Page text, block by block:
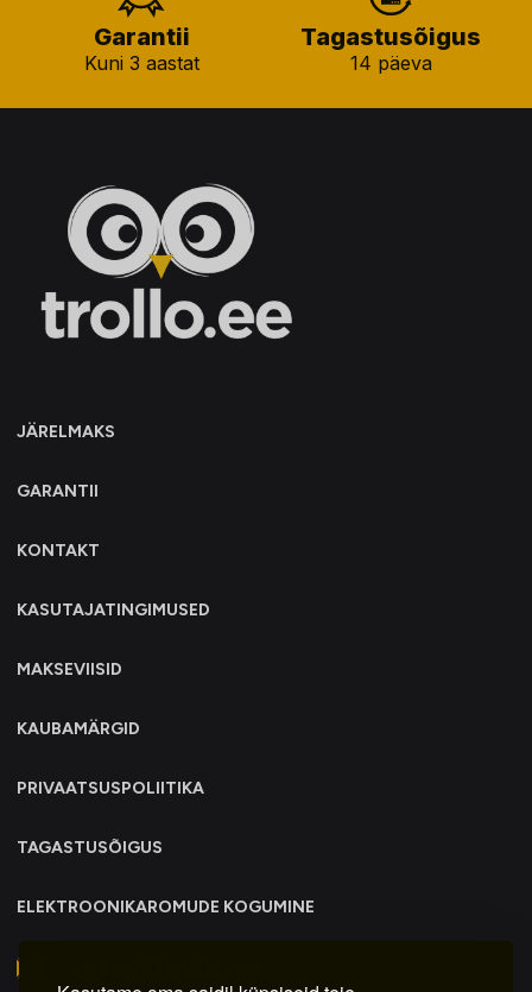
Garantii
Kuni 3 aastat
Tagastusõigus
14 päeva
JÄRELMAKS
GARANTII
KONTAKT
KASUTAJATINGIMUSED
MAKSEVIISID
KAUBAMÄRGID
PRIVAATSUSPOLIITIKA
TAGASTUSÕIGUS
ELEKTROONIKAROMUDE KOGUMINE